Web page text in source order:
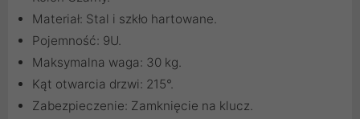
Materiał: Stal i szkło hartowane.
Pojemność: 9U.
Maksymalna waga: 30 kg.
Kąt otwarcia drzwi: 215°.
Zabezpieczenie: Zamknięcie na klucz.